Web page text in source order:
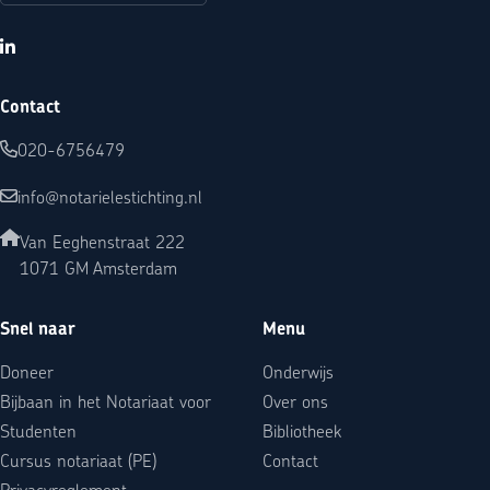
LinkedIn
Contact
020-6756479
info@notarielestichting.nl
Van Eeghenstraat 222
1071 GM Amsterdam
Snel naar
Doneer
Bijbaan in het Notariaat voor
Studenten
Cursus notariaat (PE)
Menu
Onderwijs
Over ons
Bibliotheek
Contact